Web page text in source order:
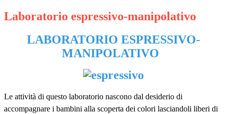
Laboratorio espressivo-manipolativo
LABORATORIO ESPRESSIVO-
MANIPOLATIVO
Le attività di questo laboratorio nascono dal desiderio di
accompagnare i bambini alla scoperta dei colori lasciandoli liberi di